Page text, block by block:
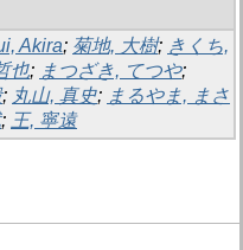
Akira; 菊地, 大樹; きくち,
也; まつざき, てつや;
; 丸山, 真史; まるやま, まさ
; 王, 寧遠